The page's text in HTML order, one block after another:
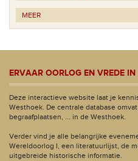
MEER
ERVAAR OORLOG EN VREDE IN
Deze interactieve website laat je
Westhoek. De centrale database
begraafplaatsen, ... in de Westhoek.
Verder vind je alle belangrijke
Wereldoorlog I, een literatuurlijst, de
uitgebreide historische informatie.